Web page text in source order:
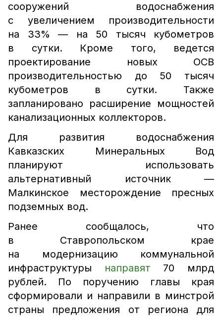
сооружений водоснабжения
с увеличением производительности
на 33% — на 50 тысяч кубометров
в сутки. Кроме того, ведется
проектирование новых ОСВ
производительностью до 50 тысяч
кубометров в сутки. Также
запланировано расширение мощностей
канализационных коллекторов.
Для развития водоснабжения
Кавказских Минеральных Вод
планируют использовать
альтернативный источник —
Малкинское месторождение пресных
подземных вод.
Ранее сообщалось, что
в Ставропольском крае
на модернизацию коммунальной
инфраструктуры направят 70 млрд
рублей. По поручению главы края
сформировали и направили в минстрой
страны предложения от региона для